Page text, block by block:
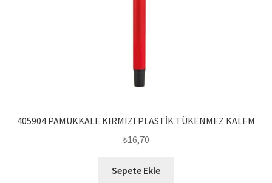
405904 PAMUKKALE KIRMIZI PLASTİK TÜKENMEZ KALEM
₺16,70
Sepete Ekle